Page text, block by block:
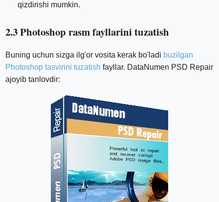
qizdirishi mumkin.
2.3 Photoshop rasm fayllarini tuzatish
Buning uchun sizga ilg'or vosita kerak bo'ladi buzilgan
Photoshop tasvirini tuzatish fayllar. DataNumen PSD Repair
ajoyib tanlovdir: